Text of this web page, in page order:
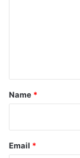
*
Name *
Email *